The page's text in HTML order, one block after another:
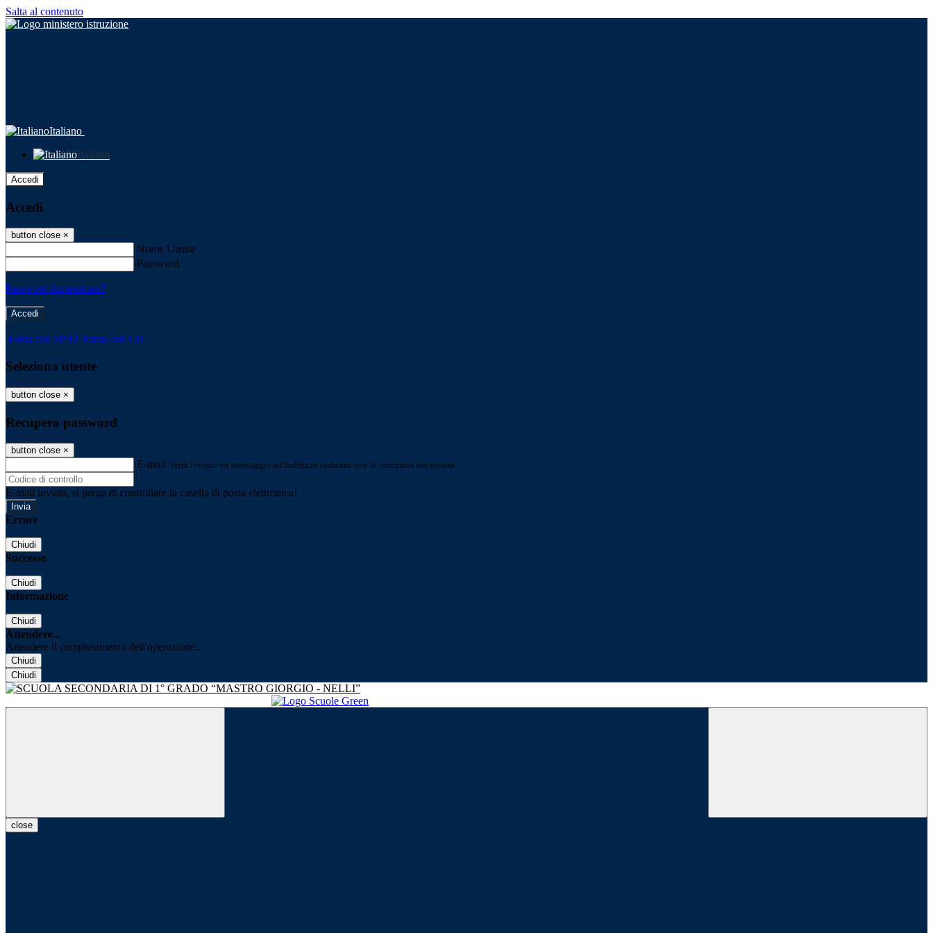
Salta al contenuto
Italiano
Italiano
Accedi
Accedi
button close ×
Nome Utente
Password
Password dimenticata?
-
Entra con SPID Entra con CIE
Seleziona utente
button close ×
Recupero password
button close ×
E-mail Verrà inviato un messaggio all'indirizzo indicato con le istruzioni necessarie.
E-mail inviata, si prega di controllare la casella di posta elettronica!
Errore
Chiudi
Successo
Chiudi
Informazione
Chiudi
Attendere...
Attendere il completamento dell'operazione...
Chiudi
Chiudi
close